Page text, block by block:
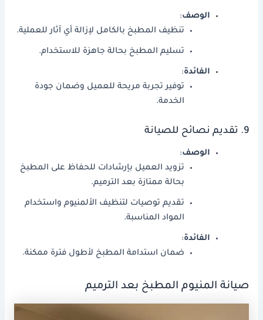
الوصف:
تنظيف المطبخ بالكامل لإزالة أي آثار للعملية.
تسليم المطبخ بحالة جاهزة للاستخدام.
الفائدة:
توفير تجربة مريحة للعميل وضمان جودة
الخدمة.
9. تقديم نصائح للصيانة
الوصف:
تزويد العميل بإرشادات للحفاظ على المطبخ
بحالة ممتازة بعد الترميم.
تقديم توصيات لتنظيف الألمنيوم واستخدام
المواد المناسبة.
الفائدة:
ضمان استدامة المطبخ لأطول فترة ممكنة.
صيانة المنيوم المطبخ بعد الترميم